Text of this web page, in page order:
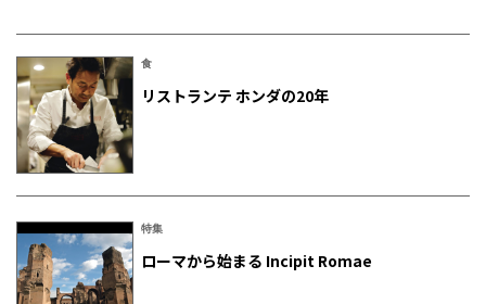
食
リストランテ ホンダの20年
特集
ローマから始まる Incipit Romae